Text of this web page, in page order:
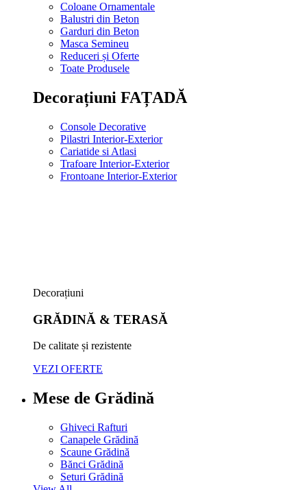
Coloane Ornamentale
Balustri din Beton
Garduri din Beton
Masca Semineu
Reduceri și Oferte
Toate Produsele
Decorațiuni FAȚADĂ
Console Decorative
Pilastri Interior-Exterior
Cariatide si Atlasi
Trafoare Interior-Exterior
Frontoane Interior-Exterior
Decorațiuni
GRĂDINĂ & TERASĂ
De calitate și rezistente
VEZI OFERTE
Mese de Grădină
Ghiveci Rafturi
Canapele Grădină
Scaune Grădină
Bănci Grădină
Seturi Grădină